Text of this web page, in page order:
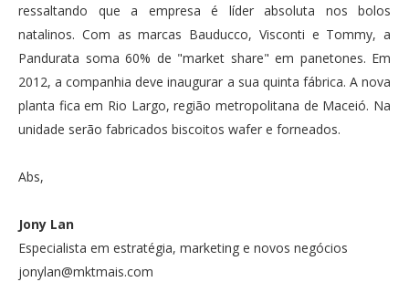
ressaltando que a empresa é líder absoluta nos bolos
natalinos. Com as marcas Bauducco, Visconti e Tommy, a
Pandurata soma 60% de "market share" em panetones. Em
2012, a companhia deve inaugurar a sua quinta fábrica. A nova
planta fica em Rio Largo, região metropolitana de Maceió. Na
unidade serão fabricados biscoitos wafer e forneados.
Abs,
Jony Lan
Especialista em estratégia, marketing e novos negócios
jonylan@mktmais.com